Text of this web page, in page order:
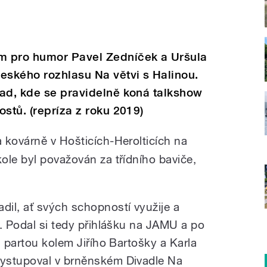
pro humor Pavel Zedníček a Uršula
rozhlasu Na větvi s Halinou.
kde se pravidelně koná talkshow
(repríza z roku 2019)
v Hošticích-Herolticích na
byl považován za třídního baviče,
ať svých schopností využije a
si tedy přihlášku na JAMU a po
kolem Jiřího Bartošky a Karla
v brněnském Divadle Na